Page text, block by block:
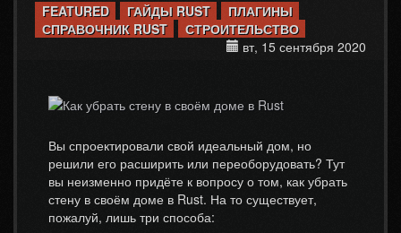
FEATURED ГАЙДЫ RUST
ПЛАГИНЫ
СПРАВОЧНИК RUST
СТРОИТЕЛЬСТВО
вт, 15 сентября 2020
Вы спроектировали свой идеальный дом, но
решили его расширить или переоборудовать? Тут
вы неизменно придёте к вопросу о том, как убрать
стену в своём доме в Rust. На то существует,
пожалуй, лишь три способа: